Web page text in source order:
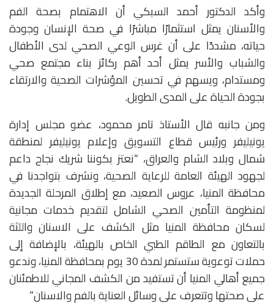
وأكد الدكتور أحمد السبكي أن الاهتمام بصحة الفم
والأسنان يمثل استثمارًا مباشرًا في صحة الإنسان وجودة
حياته، مشددًا على أن غرس الوعي الصحي لدى الأطفال
والشباب والأسر يمثل أحد أهم ركائز بناء مجتمع صحي
ومستدام، ويسهم في تحسين المؤشرات الصحية والارتقاء
بجودة الحياة على المدى الطويل.
ومن جانبه قال الأستاذ تامر محمود، عضو مجلس إدارة
يونيليفر ورئيس قطاع التسويق وإعلام يونيليفر لمنطقة
شمال وبلاد الشام والعراق، “نعتز بكوننا شريك نجاح داعم
لجهود الهيئة العامة للرعاية الصحية، ونشرف بتواجدنا في
محافظة المنيا، عروس الصعيد، مع إطلاق المرحلة الجديدة
لمنظومة التأمين الصحي الشامل لتقديم خدمات مجانية
لسكان محافظة المنيا مثل الكشف على الاسنان واللثة
بالتعاون مع الطاقم الطبي الخاص بالهيئة، بالإضافة إلى
حملات توعوية ستستمر لمدة 30 يوم بمحافظة المنيا، وندعو
جميع أهالي المنيا أن تستفيد من الكشف المجاني للاطمئنان
على صحتها وتتعرف على وسائل العناية بالفم والاسنان”